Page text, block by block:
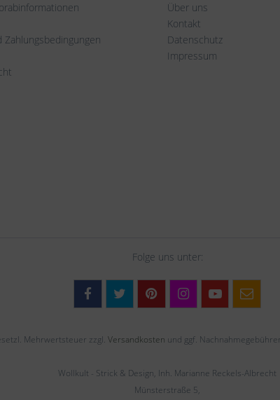
Zahlungsbedingungen
Über uns
Kontakt
Datenschutz
Impressum
Folge uns unter:
Mehrwertsteuer zzgl. Versandkosten und ggf.
Wollkult - Strick & Design, Inh. Marianne Reckels-Albrecht
Münsterstraße 5,